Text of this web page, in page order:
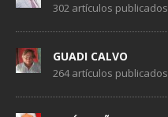
302 artículos publicados
GUADI CALVO
264 artículos publicados